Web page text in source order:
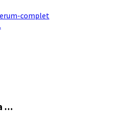
complet
…